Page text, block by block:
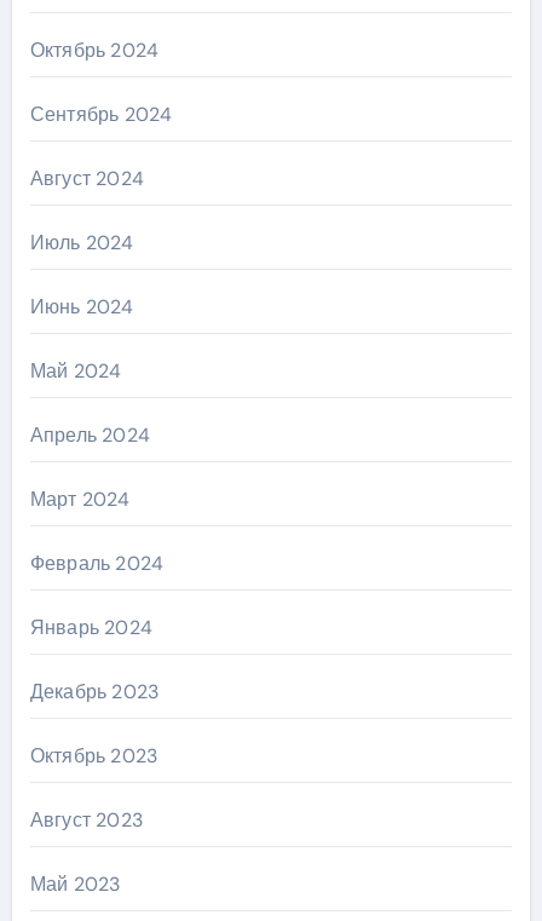
Октябрь 2024
Сентябрь 2024
Август 2024
Июль 2024
Июнь 2024
Май 2024
Апрель 2024
Март 2024
Февраль 2024
Январь 2024
Декабрь 2023
Октябрь 2023
Август 2023
Май 2023